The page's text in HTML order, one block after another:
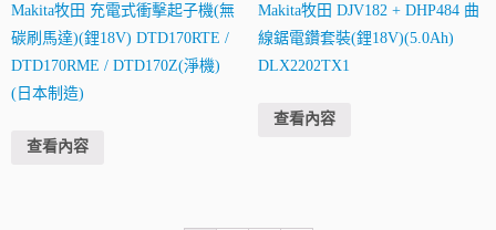
Makita牧田 充電式衝擊起子機(無
碳刷馬達)(鋰18V) DTD170RTE /
DTD170RME / DTD170Z(淨機)
(日本制造)
查看內容
Makita牧田 DJV182 + DHP484 曲
線鋸電鑽套裝(鋰18V)(5.0Ah)
DLX2202TX1
查看內容